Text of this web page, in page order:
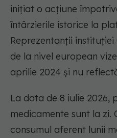
inițiat o acțiune
întârzierile istorice la
Reprezentanții
de la nivel european
aprilie 2024 și nu
La data de 8 iulie 2026,
medicamente sunt la zi.
consumul aferent lunii